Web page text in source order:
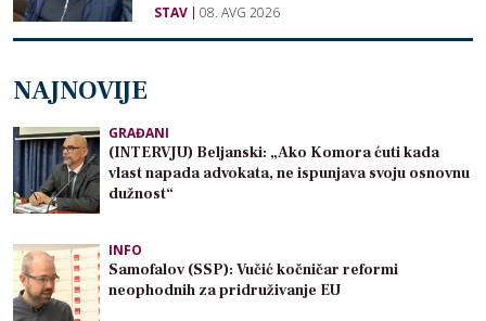
STAV 08. AVG 2026
NAJNOVIJE
GRAĐANI
(INTERVJU) Beljanski: „Ako Komora ćuti kada
vlast napada advokata, ne ispunjava svoju osnovnu
dužnost“
INFO
Samofalov (SSP): Vučić kočničar reformi
neophodnih za pridruživanje EU